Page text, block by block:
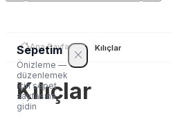
Sepetim
Önizleme —
düzenlemek
için sepet
sayfasına
gidin
Ana Sayfa Kılıçlar
Kılıçlar